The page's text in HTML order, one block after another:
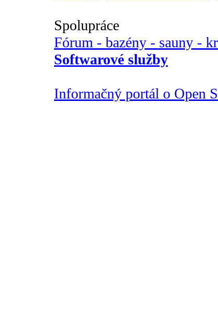
Spolupráce
Fórum - bazény - sauny -
Softwarové služby
Informačný portál o Open